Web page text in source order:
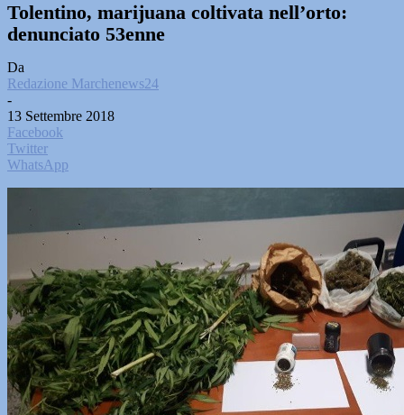
Tolentino, marijuana coltivata nell’orto:
denunciato 53enne
Da
Redazione Marchenews24
-
13 Settembre 2018
Facebook
Twitter
WhatsApp